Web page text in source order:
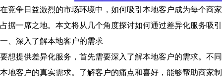
在竞争日益激烈的市场环境中，如何吸引本地客户成为每个商
占据一席之地。本文将从几个角度探讨如何通过差异化服务吸
一、深入了解本地客户的需求
要想提供差异化服务，首先需要深入了解本地客户的需求。不
本地客户的真实需求。了解客户的痛点和喜好，能够帮助商家